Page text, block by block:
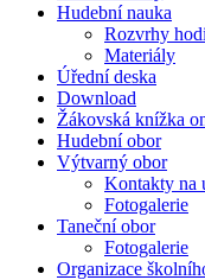
Hudební nauka
Rozvrhy
Materiály
Úřední deska
Download
Žákovská knížka
Hudební obor
Výtvarný obor
Kontakty na
Fotogalerie
Taneční obor
Fotogalerie
Organizace